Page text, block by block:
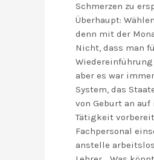
Schmerzen zu
Überhaupt:
denn mit der
Nicht, dass man
Wiedereinführung
aber es war
System, das
von Geburt an auf
Tätigkeit
Fachpersonal
anstelle